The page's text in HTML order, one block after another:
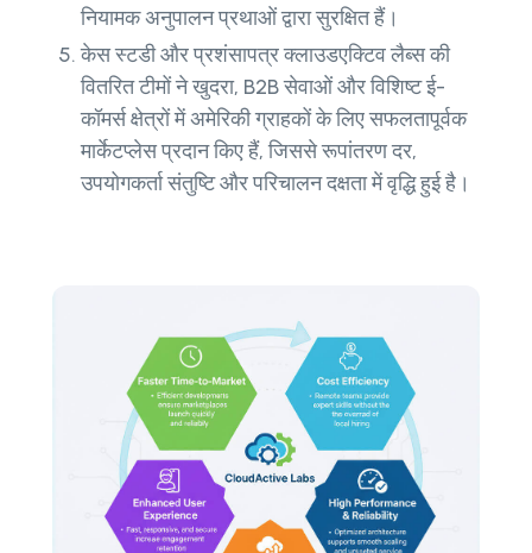
नियामक अनुपालन प्रथाओं द्वारा सुरक्षित हैं।
केस स्टडी और प्रशंसापत्र क्लाउडएक्टिव लैब्स की
वितरित टीमों ने खुदरा, B2B सेवाओं और विशिष्ट ई-
कॉमर्स क्षेत्रों में अमेरिकी ग्राहकों के लिए सफलतापूर्वक
मार्केटप्लेस प्रदान किए हैं, जिससे रूपांतरण दर,
उपयोगकर्ता संतुष्टि और परिचालन दक्षता में वृद्धि हुई है।